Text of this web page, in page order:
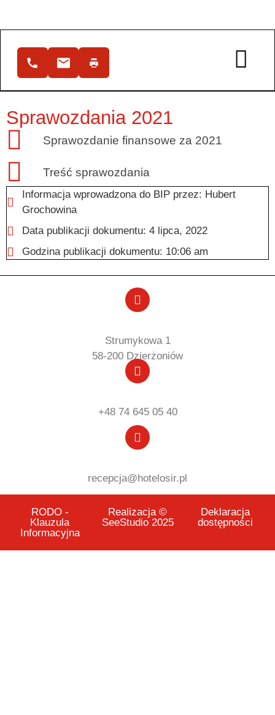
Sprawozdania 2021
Sprawozdanie finansowe za 2021
Treść sprawozdania
Informacja wprowadzona do BIP przez: Hubert
Grochowina
Data publikacji dokumentu: 4 lipca, 2022
Godzina publikacji dokumentu: 10:06 am
Strumykowa 1
58-200 Dzierżoniów
+48 74 645 05 40
recepcja@hotelosir.pl
RODO -
Klauzula
Informacyjna
Realizacja ©
SeeStudio 2025
Deklaracja
dostępności